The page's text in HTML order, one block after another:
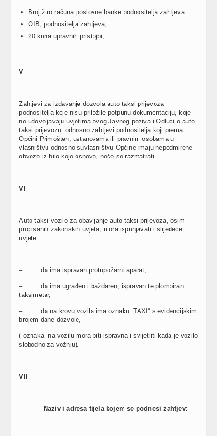
Broj žiro računa poslovne banke podnositelja zahtjeva
OIB, podnositelja zahtjeva,
20 kuna upravnih pristojbi,
V
Zahtjevi za izdavanje dozvola auto taksi prijevoza
podnositelja koje nisu priložile potpunu dokumentaciju, koje
ne udovoljavaju uvjetima ovog Javnog poziva i Odluci o auto
taksi prijevozu, odnosno zahtjevi podnositelja koji prema
Općini Primošten, ustanovama ili pravnim osobama u
vlasništvu odnosno suvlasništvu Općine imaju nepodmirene
obveze iz bilo koje osnove, neće se razmatrati.
VI
Auto taksi vozilo za obavljanje auto taksi prijevoza, osim
propisanih zakonskih uvjeta, mora ispunjavati i slijedeće
uvjete:
– da ima ispravan protupožarni aparat,
– da ima ugrađen i baždaren, ispravan te plombiran
taksimetar,
– da na krovu vozila ima oznaku „TAXI“ s evidencijskim
brojem dane dozvole,
( oznaka na vozilu mora biti ispravna i svijetliti kada je vozilo
slobodno za vožnju).
VII
Naziv i adresa tijela kojem se podnosi zahtjev: